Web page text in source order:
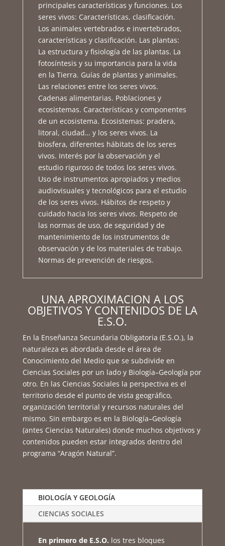
principales características y funciones. Los
seres vivos: Características, clasificación.
Los animales vertebrados e invertebrados,
características y clasificación. Las plantas:
La estructura y fisiología de las plantas. La
fotosíntesis y su importancia para la vida
en la Tierra. Guías de plantas y animales.
Las relaciones entre los seres vivos.
Cadenas alimentarias. Poblaciones y
ecosistemas. Características y componentes
de un ecosistema. Ecosistemas: pradera,
litoral, ciudad… y los seres vivos. La
biosfera, diferentes hábitats de los seres
vivos. Interés por la observación y el
estudio riguroso de todos los seres vivos.
Uso de instrumentos apropiados y medios
audiovisuales y tecnológicos para el estudio
de los seres vivos. Hábitos de respeto y
cuidado hacia los seres vivos. Respeto de
las normas de uso, de seguridad y de
mantenimiento de los instrumentos de
observación y de los materiales de trabajo.
Normas de prevención de riesgos.
UNA APROXIMACION A LOS
OBJETIVOS Y CONTENIDOS DE LA
E.S.O.
En la Enseñanza Secundaria Obligatoria (E.S.O.), la
naturaleza es abordada desde el área de
Conocimiento del Medio que se subdivide en
Ciencias Sociales por un lado y Biología–Geología por
otro. En las Ciencias Sociales la perspectiva es el
territorio desde el punto de vista geográfico,
organización territorial y recursos naturales del
mismo. Sin embargo es en la Biología–Geología
(antes Ciencias Naturales) donde muchos objetivos y
contenidos pueden estar integrados dentro del
programa “Aragón Natural”.
BIOLOGÍA Y GEOLOGÍA
CIENCIAS SOCIALES
En primero de E.S.O. los tres bloques